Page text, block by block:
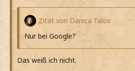
Zitat von Danica Talos
Nur bei Google?
Das weiß ich nicht.